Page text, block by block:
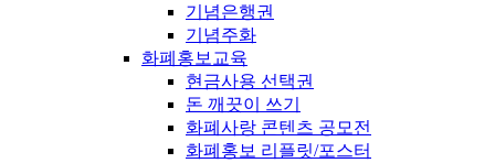
기념은행권
기념주화
화폐홍보교육
현금사용 선택권
돈 깨끗이 쓰기
화폐사랑 콘텐츠 공모전
화폐홍보 리플릿/포스터